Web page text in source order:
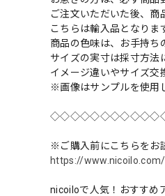
ご注文いただいた後、商
こちらは輸入品となりま
商品の色味は、お手持ち
サイズの実寸は採寸方法
イメージ違いやサイズ交
※画像はサンプルを使用
※ご購入前にこちらをお
https://
nicoiloで人気！おすすめ